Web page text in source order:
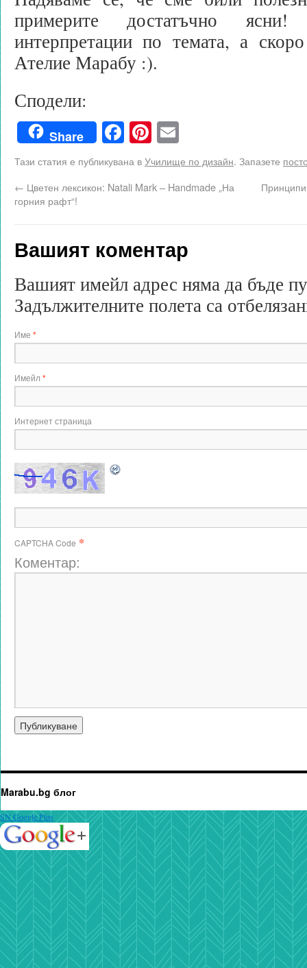
примерите достатъчно
интерпретации по темата, а
Ателие Марабу :).
Сподели:
Share Facebook
Pinterest
Тази статия е публикувана вУчилище по дизайн. Запазете
← Цветен лексикон: Natali Mark – Handmade „На
горния рафт“!
Вашият коментар
Вашият имейл адрес няма да бъде
Задължителните полета са
Име *
Имейл *
Интернет страница
CAPTCHA Code *
Коментар:
Marabu.bg блог
SN Google Plus